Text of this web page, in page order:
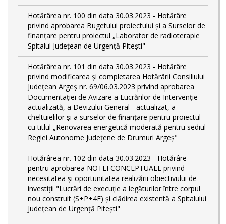
Hotărârea nr. 100 din data 30.03.2023 - Hotărâre
privind aprobarea Bugetului proiectului și a Surselor de
finanțare pentru proiectul „Laborator de radioterapie
Spitalul Județean de Urgență Pitești"
Hotărârea nr. 101 din data 30.03.2023 - Hotărâre
privind modificarea și completarea Hotărârii Consiliului
Județean Argeș nr. 69/06.03.2023 privind aprobarea
Documentației de Avizare a Lucrărilor de Intervenție -
actualizată, a Devizului General - actualizat, a
cheltuielilor și a surselor de finanțare pentru proiectul
cu titlul „Renovarea energetică moderată pentru sediul
Regiei Autonome Județene de Drumuri Argeș"
Hotărârea nr. 102 din data 30.03.2023 - Hotărâre
pentru aprobarea NOTEI CONCEPTUALE privind
necesitatea și oportunitatea realizării obiectivului de
investiții "Lucrări de execuție a legăturilor între corpul
nou construit (S+P+4E) și clădirea existentă a Spitalului
Județean de Urgență Pitești"